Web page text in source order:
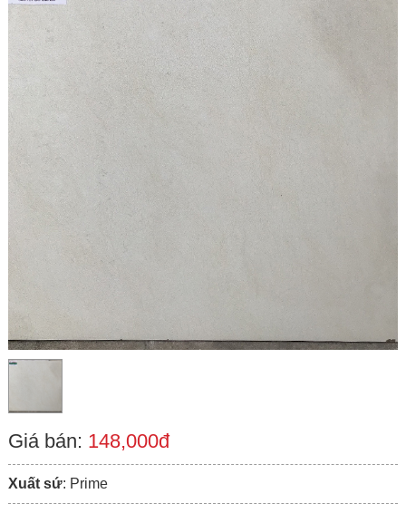
Giá bán: 148,000đ
Xuất sứ: Prime